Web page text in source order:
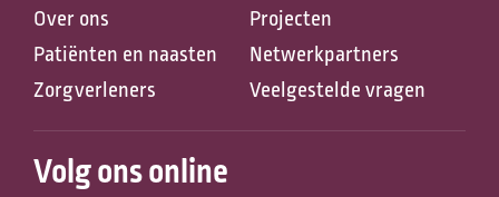
Over ons
Patiënten en naasten
Zorgverleners
Projecten
Netwerkpartners
Veelgestelde vragen
Volg ons online